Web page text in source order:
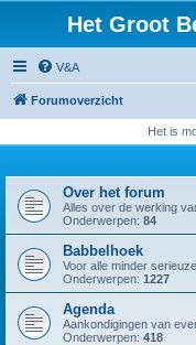
Het Groot
V&A
Forumoverzicht
Het is
Over het forum
Alles over de werking
Onderwerpen: 84
Babbelhoek
Voor alle minder
Onderwerpen: 1227
Agenda
Aankondigingen van
Onderwerpen: 418